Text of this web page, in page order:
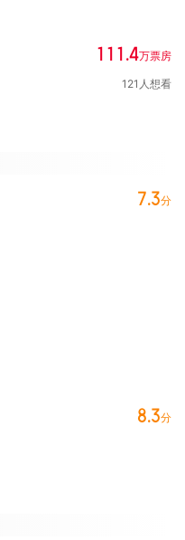
111.4万票房
121 人想看
7.3分
8.3分